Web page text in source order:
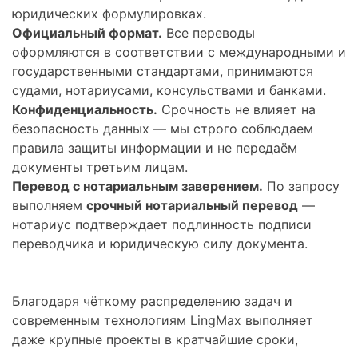
юридических формулировках.
Официальный формат. Все переводы
оформляются в соответствии с международными и
государственными стандартами, принимаются
судами, нотариусами, консульствами и банками.
Конфиденциальность. Срочность не влияет на
безопасность данных — мы строго соблюдаем
правила защиты информации и не передаём
документы третьим лицам.
Перевод с нотариальным заверением. По запросу
выполняем срочный нотариальный перевод —
нотариус подтверждает подлинность подписи
переводчика и юридическую силу документа.
Благодаря чёткому распределению задач и
современным технологиям LingMax выполняет
даже крупные проекты в кратчайшие сроки,